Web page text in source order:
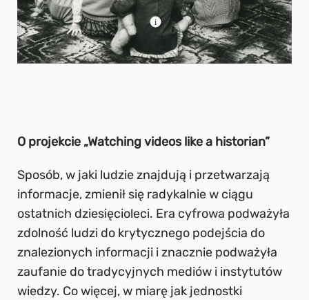
O projekcie „Watching videos like a historian”
Sposób, w jaki ludzie znajdują i przetwarzają
informacje, zmienił się radykalnie w ciągu
ostatnich dziesięcioleci. Era cyfrowa podważyła
zdolność ludzi do krytycznego podejścia do
znalezionych informacji i znacznie podważyła
zaufanie do tradycyjnych mediów i instytutów
wiedzy. Co więcej, w miarę jak jednostki